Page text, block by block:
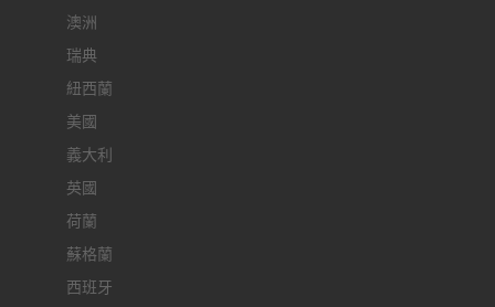
澳洲
瑞典
紐西蘭
美國
義大利
英國
荷蘭
蘇格蘭
西班牙